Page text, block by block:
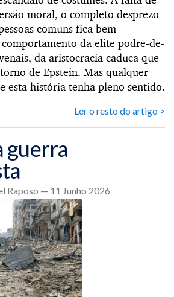
moral, o completo desprezo
comuns fica bem
da elite podre-de-
da aristocracia caduca que
de Epstein. Mas qualquer
esta história tenha pleno sentido.
Ler o resto do artigo >
guerra
Raposo — 11 Junho 2026